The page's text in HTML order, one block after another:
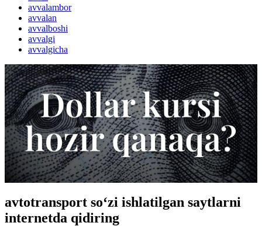
avvalambor
avvalan
avvalboshi
avvalgi
avvalgicha
avtotransport so‘zi ishlatilgan saytlarni
internetda qidiring